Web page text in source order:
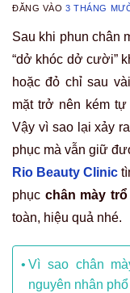
ĐĂNG VÀO3 THÁNG
Sau khi phun chân
“dở khóc dở cười”
hoặc đỏ chỉ sau
mặt trở nên kém
Vậy vì sao lại xảy
phục mà vẫn giữ
Rio Beauty Clinic
phục chân mày
toàn, hiệu quả nhé.
Vì sao chân
nguyên nhân